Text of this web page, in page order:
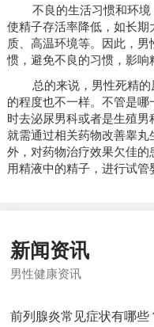
不良的生活习惯和环
使精子存活率降低，如长
质、高温环境等。因此，
惯，避免不良的习惯，影响
总的来说，男性死精
的程度也不一样。不管是
时去泌尿男科或者是生殖男
就需通过相关药物改善睾
外，对药物治疗效果欠佳
用精液中的精子，进行试管
新闻资讯
男性健康资讯
前列腺炎常见症状有哪些